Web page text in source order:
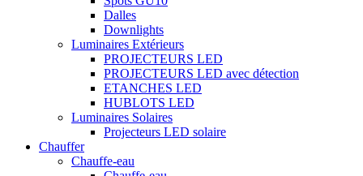
Dalles
Downlights
Luminaires Extérieurs
PROJECTEURS LED
PROJECTEURS LED avec détection
ETANCHES LED
HUBLOTS LED
Luminaires Solaires
Projecteurs LED solaire
Chauffer
Chauffe-eau